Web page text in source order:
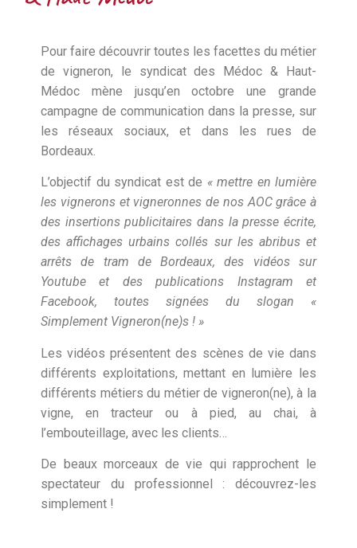
Pour faire découvrir toutes les facettes du métier
de vigneron, le syndicat des Médoc & Haut-
Médoc mène jusqu’en octobre une grande
campagne de communication dans la presse, sur
les réseaux sociaux, et dans les rues de
Bordeaux.
L’objectif du syndicat est de « mettre en lumière
les vignerons et vigneronnes de nos AOC grâce à
des insertions publicitaires dans la presse écrite,
des affichages urbains collés sur les abribus et
arrêts de tram de Bordeaux, des vidéos sur
Youtube et des publications Instagram et
Facebook, toutes signées du slogan «
Simplement Vigneron(ne)s ! »
Les vidéos présentent des scènes de vie dans
différents exploitations, mettant en lumière les
différents métiers du métier de vigneron(ne), à la
vigne, en tracteur ou à pied, au chai, à
l’embouteillage, avec les clients…
De beaux morceaux de vie qui rapprochent le
spectateur du professionnel : découvrez-les
simplement !